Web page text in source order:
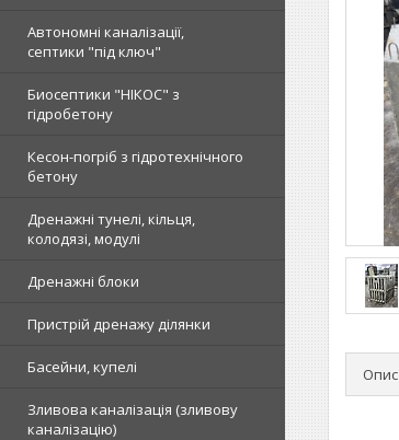
Автономні каналізації,
септики "під ключ"
Биосептики "НІКОС" з
гідробетону
Кесон-погріб з гідротехнічного
бетону
Дренажні тунелі, кільця,
колодязі, модулі
Дренажні блоки
Пристрій дренажу ділянки
Басейни, купелі
Зливова каналізація (зливову
каналізацію)
Опис